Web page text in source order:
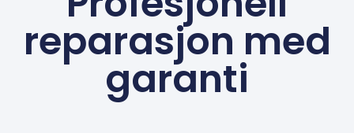
reparasjon med
garanti